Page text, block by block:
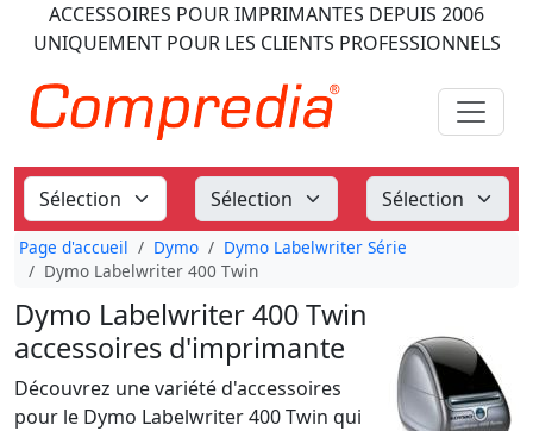
ACCESSOIRES POUR IMPRIMANTES DEPUIS 2006
UNIQUEMENT POUR LES CLIENTS PROFESSIONNELS
Page d'accueil Dymo
Dymo Labelwriter Série
Dymo Labelwriter 400 Twin
Dymo Labelwriter 400 Twin
accessoires d'imprimante
Découvrez une variété d'accessoires
pour le Dymo Labelwriter 400 Twin qui